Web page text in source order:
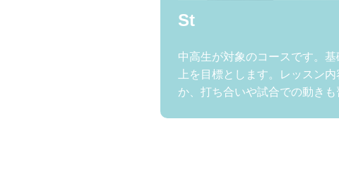
St
中高生が対象のコースです。
上を目標とします。レッスン
か、打ち合いや試合での動きも